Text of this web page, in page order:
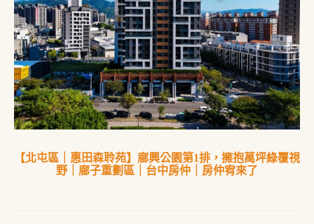
【北屯區｜惠田森聆苑】廍興公園第1排，擁抱萬坪綠覆視
野｜廍子重劃區｜台中房仲｜房仲宥來了